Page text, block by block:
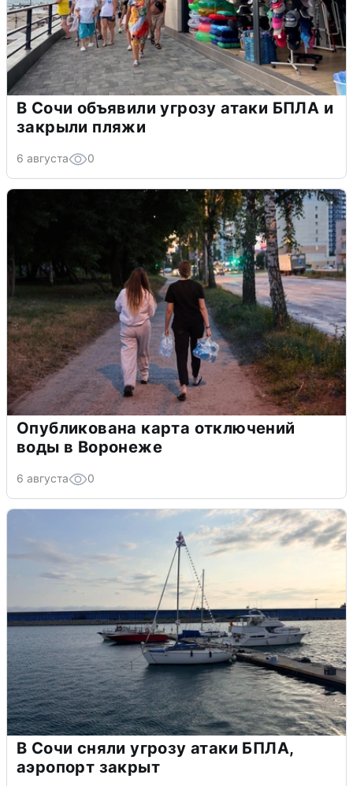
В Сочи объявили угрозу атаки БПЛА и
закрыли пляжи
6 августа 0
Опубликована карта отключений
воды в Воронеже
6 августа 0
В Сочи сняли угрозу атаки БПЛА,
аэропорт закрыт